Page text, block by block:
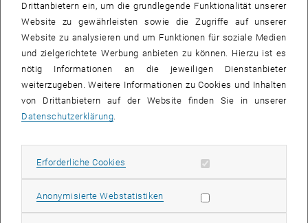
In interdisziplinären Teams (Studierende der Architektur,
Raumplanung und Bauingenieurwesen) wurde das städtebauliche,
wirtschaftliche, infrastrukturelle und ökologische Konzept für die
Weiterentwicklung des Flughafen München erarbeitet und für den
Wettbewerb 7. REAL ESTATE AWARD Flughafen MÜNCHEN
eingereicht! Als Untersuchungsobjekt für die konkrete
Projektaufgabe des Awards diente das Areal AirSite West mit dem
Parkhaus P41 des Flughafens München. Begrenzt durch die Nord-
Basis eines fiktiven Projektes auf dem Gelände des Flughafen
Parkraumkonzeptes war essentieller Bestandteil.
Drittanbietern ein, um die grundlegende Funktionalität unserer
Website zu gewährleisten sowie die Zugriffe auf unserer
Website zu analysieren und um Funktionen für soziale Medien
und zielgerichtete Werbung anbieten zu können. Hierzu ist es
nötig Informationen an die jeweiligen Dienstanbieter
weiterzugeben. Weitere Informationen zu Cookies und Inhalten
von Drittanbietern auf der Website finden Sie in unserer
Datenschutzerklärung.
Erforderliche Cookies Erforderliche Cookies zulassen
Anonymisierte WebstatistikenStatistik Cookies zulassen